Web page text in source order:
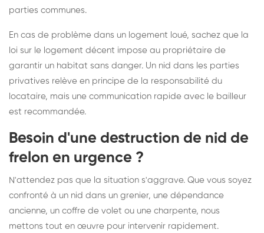
parties communes.
En cas de problème dans un logement loué, sachez que la
loi sur le logement décent impose au propriétaire de
garantir un habitat sans danger. Un nid dans les parties
privatives relève en principe de la responsabilité du
locataire, mais une communication rapide avec le bailleur
est recommandée.
Besoin d'une destruction de nid de
frelon en urgence ?
N'attendez pas que la situation s'aggrave. Que vous soyez
confronté à un nid dans un grenier, une dépendance
ancienne, un coffre de volet ou une charpente, nous
mettons tout en œuvre pour intervenir rapidement.